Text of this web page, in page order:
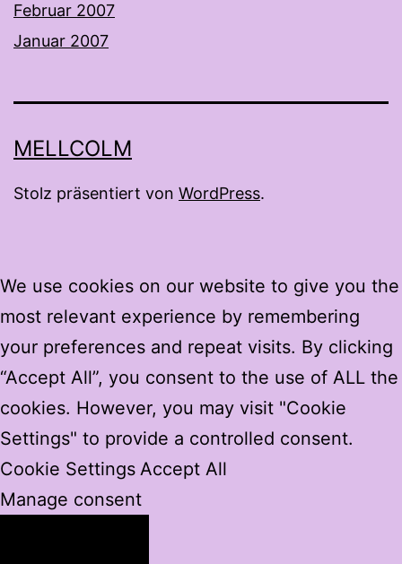
Februar 2007
Januar 2007
MELLCOLM
Stolz präsentiert von WordPress.
We use cookies on our website to give you the
most relevant experience by remembering
your preferences and repeat visits. By clicking
“Accept All”, you consent to the use of ALL the
cookies. However, you may visit "Cookie
Settings" to provide a controlled consent.
Cookie Settings Accept All
Manage consent